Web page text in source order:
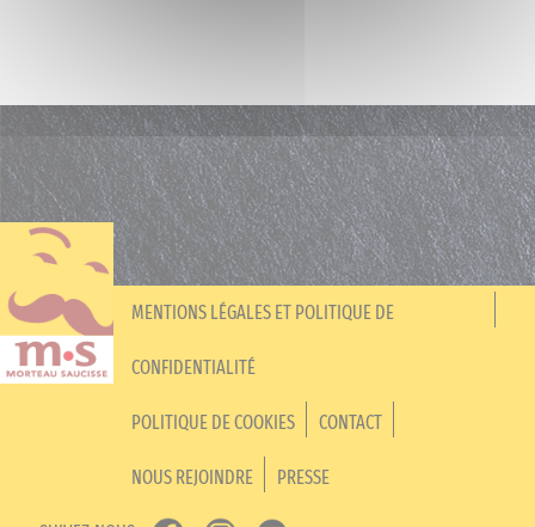
MENTIONS LÉGALES ET POLITIQUE DE
CONFIDENTIALITÉ
POLITIQUE DE COOKIES CONTACT
NOUS REJOINDRE PRESSE